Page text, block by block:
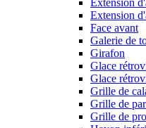
Extension
Extension
Face avant
Galerie de
Girafon
Glace
Glace
Grille de
Grille de
Grille de